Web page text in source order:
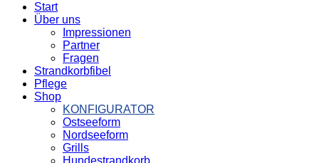
Start
Über uns
Impressionen
Partner
Fragen
Strandkorbfibel
Pflege
Shop
KONFIGURATOR
Ostseeform
Nordseeform
Grills
Hundestrandkorb